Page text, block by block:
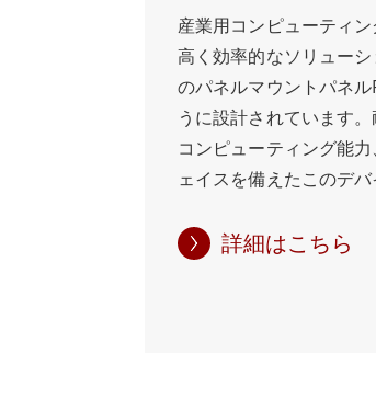
向上を可能にしていま
ズは、標準的な産業用
エレガントで頑丈なエ
用しています。これら
ンス、充実したI/Oオプ
り付けオプションによ
チタッチパネルPCは、
ン、組立ラインの監視
ど、どのような場所で
は、信頼性と耐久性が
産業用コンピューティ
高く効率的なソリュー
のパネルマウントパネ
うに設計されています
コンピューティング能
ェイスを備えたこのデ
ン、ロジスティクスな
適です。 当社のパネル
ンポーネントで構築さ
ことができます。高温
ェースにより、コンピ
詳細はこちら